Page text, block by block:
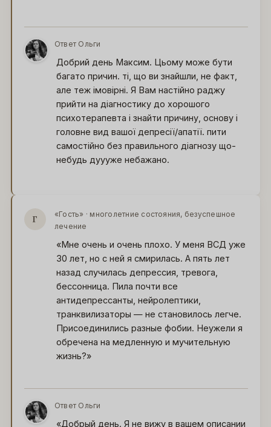
О
Ответ Ольги
Добрий день Максим. Цьому може бути
багато причин. ті, що ви знайшли, не факт,
але теж імовірні. Я Вам настійно раджу
прийти на діагностику до хорошого
психотерапевта і знайти причину, основу і
головне вид вашої депресії/апатії. пити
самостійно без правильного діагнозу що-
небудь дуууже небажано.
Г
«Гость» · многолетние состояния, безуспешное
лечение
«Мне очень и очень плохо. У меня ВСД уже
30 лет, но с ней я смирилась. А пять лет
назад случилась депрессия, тревога,
бессонница. Пила почти все
антидепрессанты, нейролептики,
транквилизаторы — не становилось легче.
Присоединились разные фобии. Неужели я
обречена на медленную и мучительную
жизнь?»
О
Ответ Ольги
«Добрый день. Я не вижу в вашем описании